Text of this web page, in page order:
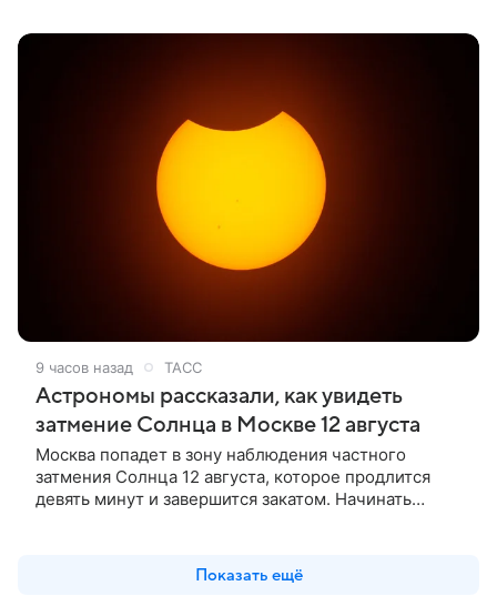
9 часов назад ТАСС
Астрономы рассказали, как увидеть
затмение Солнца в Москве 12 августа
Москва попадет в зону наблюдения частного
затмения Солнца 12 августа, которое продлится
девять минут и завершится закатом. Начинать
Московского планетария.Показать ещё